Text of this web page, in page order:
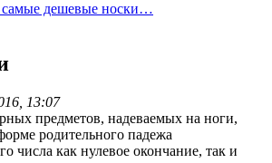
дешевые носки…
13:07
предметов, надеваемых на ноги,
родительного падежа
числа как нулевое окончание, так и